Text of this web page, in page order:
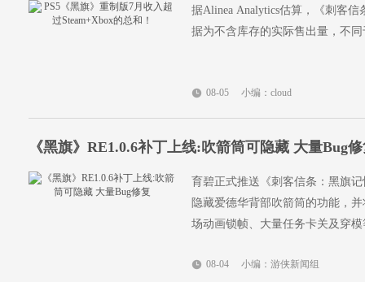
据Alinea Analytics估算，《刺客
据为不含库存的实际售出量，不
08-05 小编：cloud
《黑旗》RE1.0.6补丁上线:吹箭筒可隐藏 大量Bug
育碧正式推送《刺客信条：黑旗
隐藏爱德华背部吹箭筒的功能，
场动画锁帧、大量任务卡关及穿模
08-04 小编：游侠新闻组